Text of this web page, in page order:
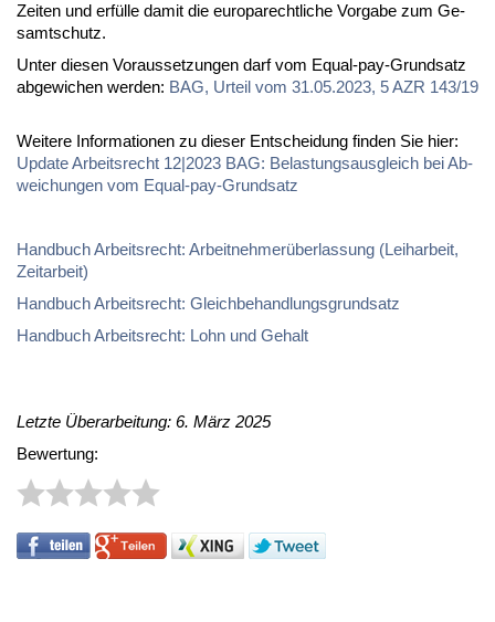
Zei­ten und er­fül­le da­mit die eu­ro­pa­recht­li­che Vor­ga­be zum Ge­
samt­schutz.
Un­ter die­sen Vor­aus­set­zun­gen darf vom Equal-pay-Grund­satz
ab­ge­wi­chen wer­den: BAG, Ur­teil vom 31.05.2023, 5 AZR 143/19
Wei­te­re In­for­ma­tio­nen zu die­ser Ent­schei­dung fin­den Sie hier:
Up­date Ar­beits­recht 12|2023 BAG: Be­las­tungs­aus­gleich bei Ab­
wei­chun­gen vom Equal-pay-Grund­satz
Hand­buch Ar­beits­recht: Ar­beit­neh­mer­über­las­sung (Leih­ar­beit,
Zeit­ar­beit)
Hand­buch Ar­beits­recht: Gleich­be­hand­lungs­grund­satz
Hand­buch Ar­beits­recht: Lohn und Ge­halt
Letzte Überarbeitung: 6. März 2025
Bewertung: